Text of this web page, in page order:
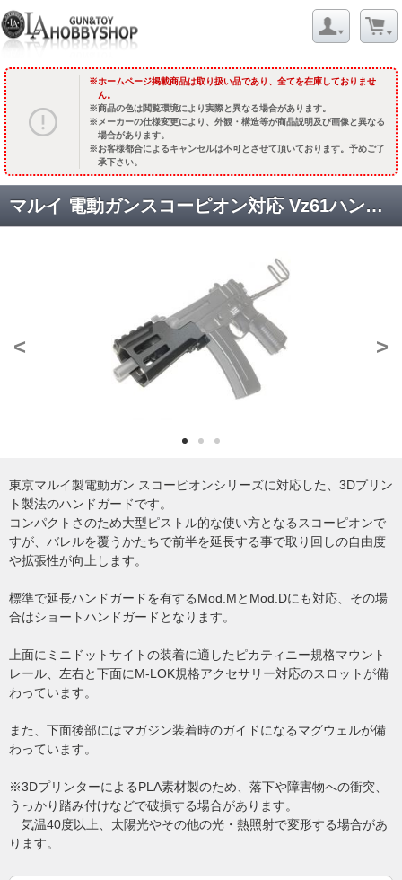
ホームページ掲載商品は取り扱い品であり、全てを在庫しておりませ
ん。
商品の色は閲覧環境により実際と異なる場合があります。
メーカーの仕様変更により、外観・構造等が商品説明及び画像と異なる
場合があります。
お客様都合によるキャンセルは不可とさせて頂いております。予めご了
承下さい。
マルイ 電動ガンスコーピオン対応 Vz61ハンドガードDM [品切中.再入荷時期未定]
< >
東京マルイ製電動ガン スコーピオンシリーズに対応した、3Dプリン
ト製法のハンドガードです。
コンパクトさのため大型ピストル的な使い方となるスコーピオンで
すが、バレルを覆うかたちで前半を延長する事で取り回しの自由度
や拡張性が向上します。
標準で延長ハンドガードを有するMod.MとMod.Dにも対応、その場
合はショートハンドガードとなります。
上面にミニドットサイトの装着に適したピカティニー規格マウント
レール、左右と下面にM-LOK規格アクセサリー対応のスロットが備
わっています。
また、下面後部にはマガジン装着時のガイドになるマグウェルが備
わっています。
※3DプリンターによるPLA素材製のため、落下や障害物への衝突、
うっかり踏み付けなどで破損する場合があります。
気温40度以上、太陽光やその他の光・熱照射で変形する場合があ
ります。